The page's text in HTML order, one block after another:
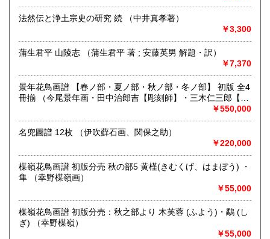
京都線河原町駅
定休日：日曜日
メール、お電話など、お気軽にお問い合わせください。
本棚全体やだいたいの量、主な本など、スマホ等での画像が
ございましたらメールで送って頂けますと非常にわかりやす
いです。
総記、歴史、社会科学、美術工芸、国語国文、古典籍、趣
味、古書一般（その他）
浮世絵、木版画、古典籍、一般書籍
法然伝と浄土宗史の研究 続 （中井真孝著）
￥3,300
蒲生君平 山陵志 （蒲生君平 著 ; 安藤英男 解題・訳）
￥7,370
景年花鳥画譜 【春ノ部・夏ノ部・秋ノ部・冬ノ部】 初版 全4
冊揃 （今尾景年画・田中治郎吉【彫刻師】・三木仁三郎【摺
￥550,000
名兜圖譜 12枚 （伊吹蘚石画、関保之助）
￥220,000
楳嶺花鳥画譜 初版分売 秋の部5 黄槿(きむくげ、はまぼう) ・
隼 （幸野楳嶺画）
￥55,000
楳嶺花鳥画譜 初版分売：秋之部より 木芙蓉 (ふよう)・鷸 (し
ぎ) （幸野楳嶺）
￥55,000